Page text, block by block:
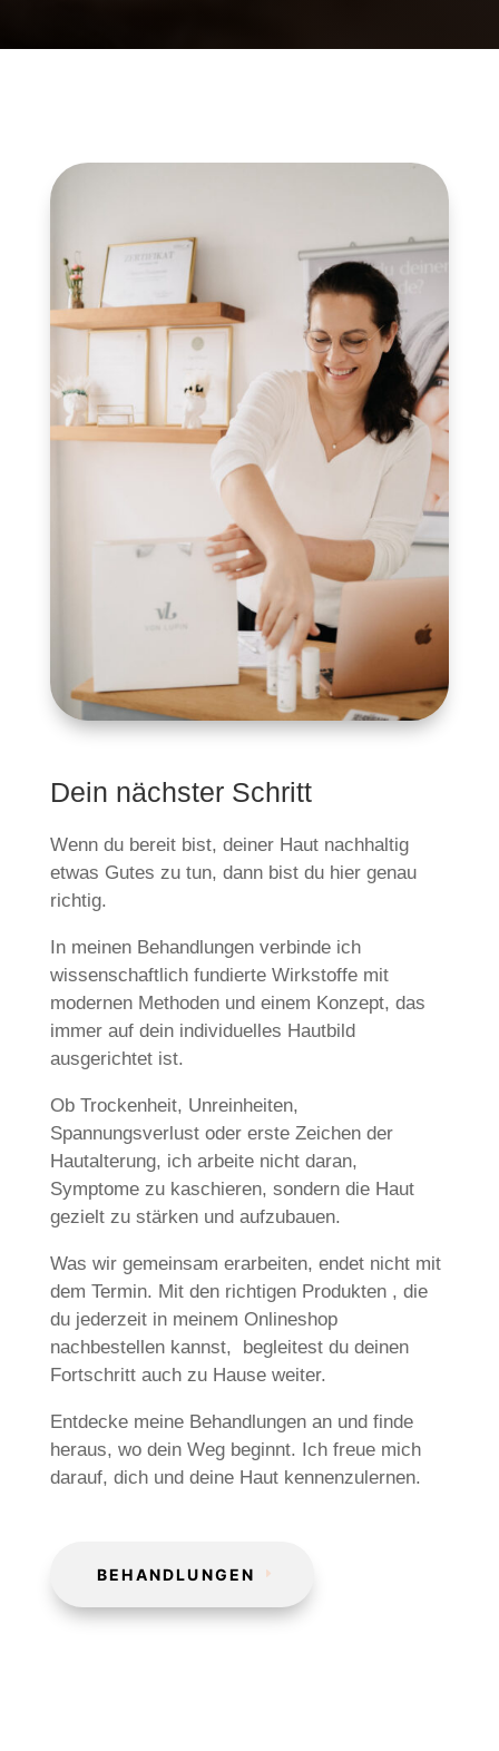
Dein nächster Schritt
Wenn du bereit bist, deiner Haut nachhaltig
etwas Gutes zu tun, dann bist du hier genau
richtig.
In meinen Behandlungen verbinde ich
wissenschaftlich fundierte Wirkstoffe mit
modernen Methoden und einem Konzept, das
immer auf dein individuelles Hautbild
ausgerichtet ist.
Ob Trockenheit, Unreinheiten,
Spannungsverlust oder erste Zeichen der
Hautalterung, ich arbeite nicht daran,
Symptome zu kaschieren, sondern die Haut
gezielt zu stärken und aufzubauen.
Was wir gemeinsam erarbeiten, endet nicht mit
dem Termin. Mit den richtigen Produkten , die
du jederzeit in meinem Onlineshop
nachbestellen kannst, begleitest du deinen
Fortschritt auch zu Hause weiter.
Entdecke meine Behandlungen an und finde
heraus, wo dein Weg beginnt. Ich freue mich
darauf, dich und deine Haut kennenzulernen.
BEHANDLUNGEN